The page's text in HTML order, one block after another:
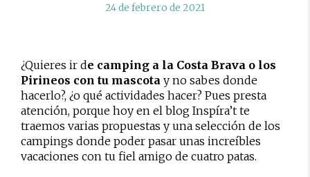
24 de febrero de 2021
¿Quieres ir de camping a la Costa Brava o los
Pirineos con tu mascota y no sabes donde
hacerlo?, ¿o qué actividades hacer? Pues presta
atención, porque hoy en el blog Inspíra’t te
traemos varias propuestas y una selección de los
campings donde poder pasar unas increíbles
vacaciones con tu fiel amigo de cuatro patas.